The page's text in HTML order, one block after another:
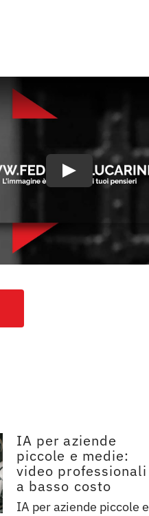
IA per aziende
piccole e medie:
video professionali
a basso costo
IA per aziende piccole e